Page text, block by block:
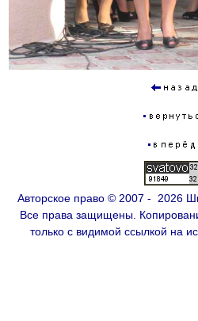
Авторское право © 2007 - 2026
Все права защищены.
только с видимой ссылкой на